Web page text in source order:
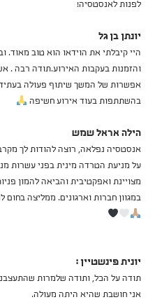
לפנות לאנסטסיה!
יונתן בן גל
היי קיבלתי את הוידאו הוא טוב
והזמנות בעקבות האירוע.תודה רבה .
אפשרות של המשך שיתוף פעולה בעתיד
בהשתתפות בעוד אירוע חשיפה
הילה אראל שמש
אנסטסיה נפלאה, רוצה להודות לך
על מניעת הטרדה מינית בפני עשרות
מצויינת ואפקטיבית והביאה להמון
במגוון חברות וארגונים. ממליצה
יונית פינשטיין :
תודה על הכל, ותודה שלמרות
אני חושבת שהיא היתה מעולה.